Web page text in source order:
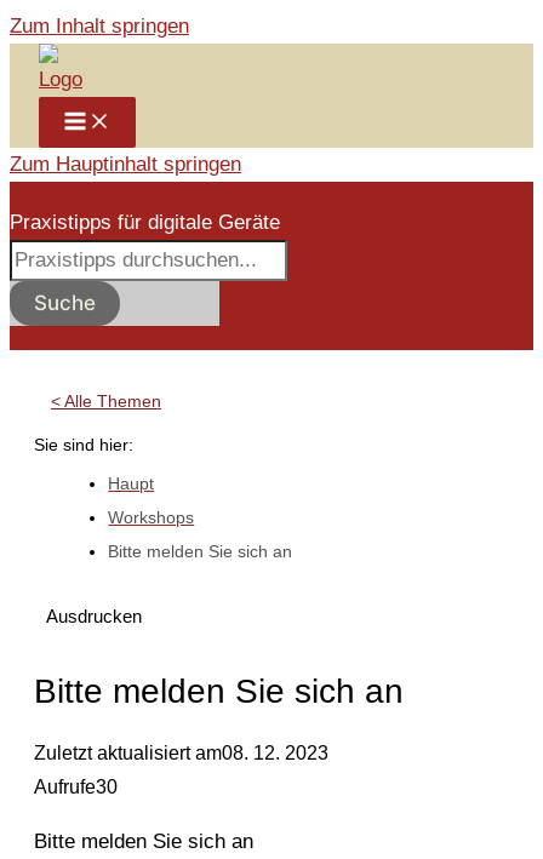
Zum Inhalt springen
Zum Hauptinhalt springen
Praxistipps für digitale Geräte
Suche
< Alle Themen
Sie sind hier:
Haupt
Workshops
Bitte melden Sie sich an
Ausdrucken
Bitte melden Sie sich an
Zuletzt aktualisiert am08. 12. 2023
Aufrufe30
Bitte melden Sie sich an